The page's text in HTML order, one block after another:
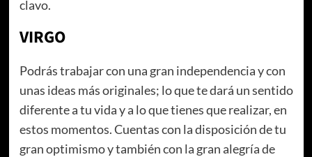
clavo.
VIRGO
Podrás trabajar con una gran independencia y con
unas ideas más originales; lo que te dará un sentido
diferente a tu vida y a lo que tienes que realizar, en
estos momentos. Cuentas con la disposición de tu
gran optimismo y también con la gran alegría de